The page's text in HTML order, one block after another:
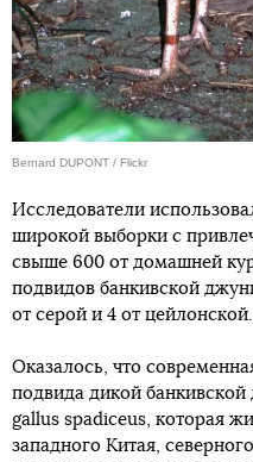
Bernard DUPONT / Flickr
Исследователи
широкой выборки с
свыше 600 от домашней
подвидов банкивской
от серой и 4 от цейлонской.
Оказалось, что
подвида дикой
gallus spadiceus, которая
западного Китая,